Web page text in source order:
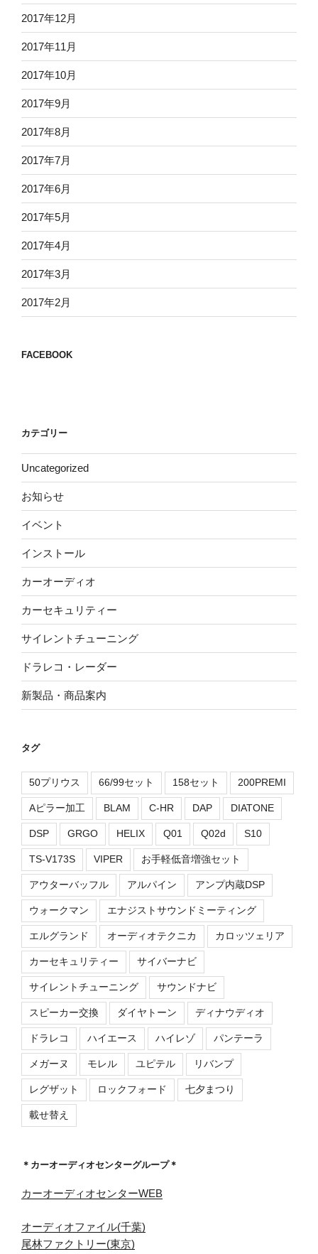
2017年12月
2017年11月
2017年10月
2017年9月
2017年8月
2017年7月
2017年6月
2017年5月
2017年4月
2017年3月
2017年2月
FACEBOOK
カテゴリー
Uncategorized
お知らせ
イベント
インストール
カーオーディオ
カーセキュリティー
サイレントチューニング
ドラレコ・レーダー
新製品・商品案内
タグ
50プリウス 66/99セット 158セット 200PREMI
Aピラー加工 BLAM C-HR DAP DIATONE
DSP GRGO HELIX Q01 Q02d S10
TS-V173S VIPER お手軽低音増強セット
アウターバッフル アルパイン アンプ内蔵DSP
ウォークマン エナジストサウンドミーティング
エルグランド オーディオテクニカ カロッツェリア
カーセキュリティー サイバーナビ
サイレントチューニング サウンドナビ
スピーカー交換 ダイヤトーン ディナウディオ
ドラレコ ハイエース ハイレゾ パンテーラ
メガーヌ モレル ユピテル リバンプ
レグザット ロックフォード 七夕まつり
載せ替え
＊カーオーディオセンターグループ＊
カーオーディオセンターWEB
オーディオファイル(千葉)
尾林ファクトリー(東京)